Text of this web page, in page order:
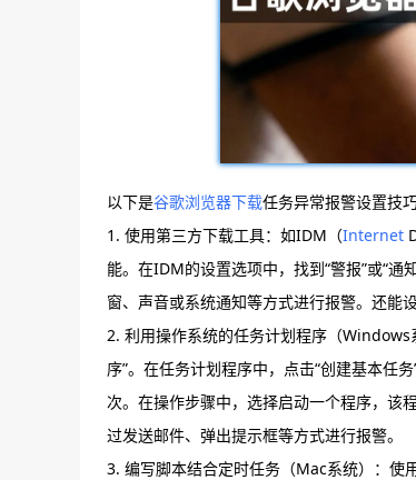
以下是谷歌浏览器下载任务异常报警设置技巧
1. 使用第三方下载工具：如IDM（Internet
能。在IDM的设置选项中，找到“警报”或“
窗、声音或系统通知等方式进行报警。还能
2. 利用操作系统的任务计划程序（Windows
序”。在任务计划程序中，点击“创建基本任
次。在操作步骤中，选择启动一个程序，该
过发送邮件、弹出提示框等方式进行报警。
3. 编写脚本结合定时任务（Mac系统）：